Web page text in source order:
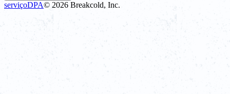
serviçoDPA© 2026 Breakcold, Inc.